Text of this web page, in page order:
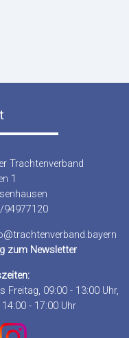
Trachtenverband
1
94977120
zum Newsletter
Freitag, 09:00 - 13:00 Uhr,
- 17:00 Uhr